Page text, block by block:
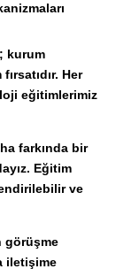
kurum
Her
eğitimlerimiz
farkında bir
Eğitim
ve
görüşme
iletişime